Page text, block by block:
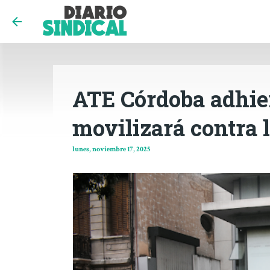
ATE Córdoba
movilizará contra
lunes, noviembre 17, 2025